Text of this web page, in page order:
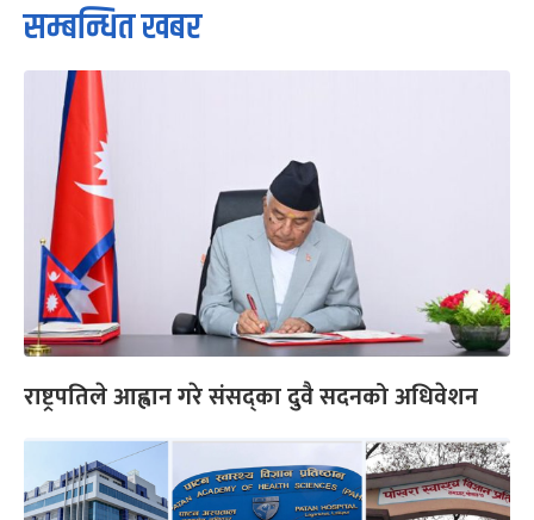
सम्बन्धित खबर
राष्ट्रपतिले आह्वान गरे संसद्का दुवै सदनको अधिवेशन